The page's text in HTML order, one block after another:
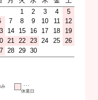
み
･･･
休業日